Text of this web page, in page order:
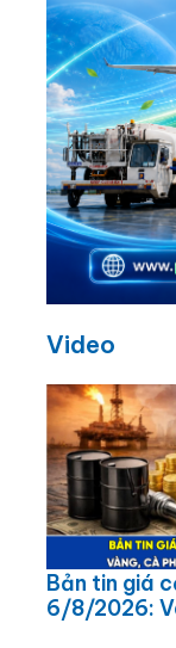
Video
Bản tin giá
6/8/2026: